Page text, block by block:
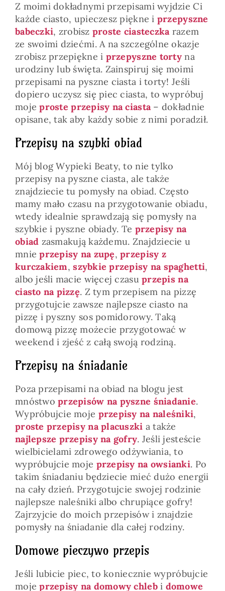
Z moimi dokładnymi przepisami wyjdzie Ci
każde ciasto, upieczesz piękne i przepyszne
babeczki, zrobisz proste ciasteczkarazem
ze swoimi dziećmi. A na szczególne okazje
zrobisz przepiękne i przepyszne tortyna
urodziny lub święta. Zainspiruj się moimi
przepisami na pyszne ciasta i torty! Jeśli
dopiero uczysz się piec ciasta, to wypróbuj
mojeproste przepisy na ciasta– dokładnie
opisane, tak aby każdy sobie z nimi poradził.
Przepisy na szybki obiad
Mój blog Wypieki Beaty, to nie tylko
przepisy na pyszne ciasta, ale także
znajdziecie tu pomysły na obiad. Często
mamy mało czasu na przygotowanie obiadu,
wtedy idealnie sprawdzają się pomysły na
szybkie i pyszne obiady. Te przepisy na
obiad zasmakują każdemu. Znajdziecie u
mnieprzepisy na zupę,przepisy z
kurczakiem,szybkie przepisy na spaghetti,
albo jeśli macie więcej czasuprzepis na
ciasto na pizzę. Z tym przepisem na pizzę
przygotujcie zawsze najlepsze ciasto na
pizzę i pyszny sos pomidorowy. Taką
domową pizzę możecie przygotować w
weekend i zjeść z całą swoją rodziną.
Przepisy na śniadanie
Poza przepisami na obiad na blogu jest
mnóstwo przepisów na pyszne śniadanie.
Wypróbujcie moje przepisy na naleśniki,
proste przepisy na placuszki a także
najlepsze przepisy na gofry. Jeśli jesteście
wielbicielami zdrowego odżywiania, to
wypróbujcie moje przepisy na owsianki. Po
takim śniadaniu będziecie mieć dużo energii
na cały dzień. Przygotujcie swojej rodzinie
najlepsze naleśniki albo chrupiące gofry!
Zajrzyjcie do moich przepisów i znajdzie
pomysły na śniadanie dla całej rodziny.
Domowe pieczywo przepis
Jeśli lubicie piec, to koniecznie wypróbujcie
mojeprzepisy na domowy chlebi domowe